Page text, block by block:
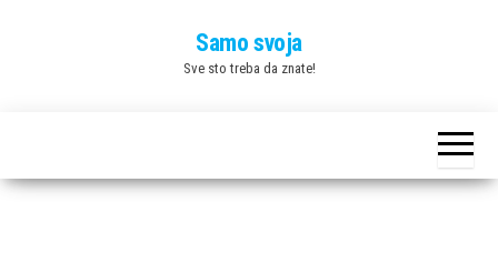
Samo svoja
Sve sto treba da znate!